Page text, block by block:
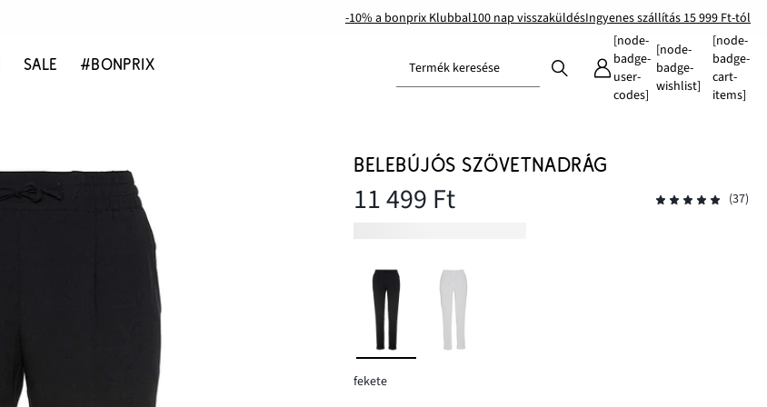
-10% a bonprix Klubbal100 nap visszaküldésIngyenes szállítás 15 999 Ft-tól
SALE #BONPRIX Termék keresése
[node-
badge-
user-
codes]
[node-
badge-
wishlist]
[node-
badge-
cart-
items]
BELEBÚJÓS SZÖVETNADRÁG
11 499 Ft (37)
fekete